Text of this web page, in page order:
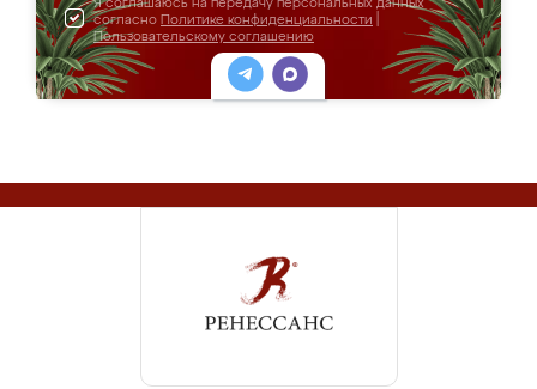
Я соглашаюсь на передачу персональных данных
согласно Политике конфиденциальности
Пользовательскому соглашению